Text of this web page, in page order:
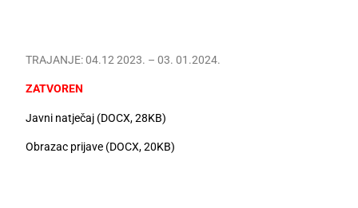
TRAJANJE: 04.12 2023. – 03. 01.2024.
ZATVOREN
Javni natječaj (DOCX, 28KB)
Obrazac prijave (DOCX, 20KB)